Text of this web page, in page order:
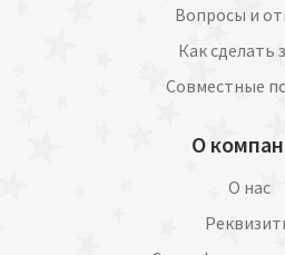
Вопросы и
Как сделать
Совместные
О
О нас